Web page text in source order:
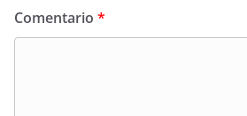
Comentario *